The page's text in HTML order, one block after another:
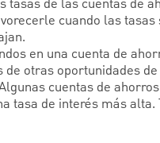
tasas de las cuentas de
cuando las
en una cuenta de
otras oportunidades
cuentas de
tasa de interés más